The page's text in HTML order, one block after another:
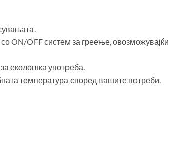
ON/OFF систем за греење, овозможувајќи
еколошка употреба.
температура според вашите потреби.